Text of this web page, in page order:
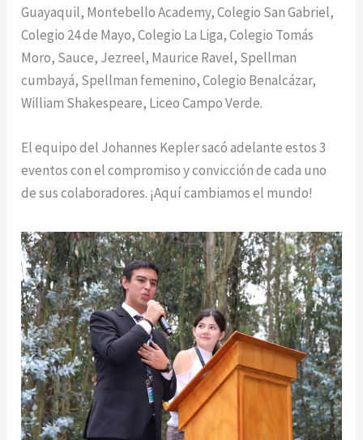
Guayaquil, Montebello Academy, Colegio San Gabriel,
Colegio 24 de Mayo, Colegio La Liga, Colegio Tomás
Moro, Sauce, Jezreel, Maurice Ravel, Spellman
cumbayá, Spellman femenino, Colegio Benalcázar,
William Shakespeare, Liceo Campo Verde.
El equipo del Johannes Kepler sacó adelante estos 3
eventos con el compromiso y convicción de cada uno
de sus colaboradores. ¡Aquí cambiamos el mundo!